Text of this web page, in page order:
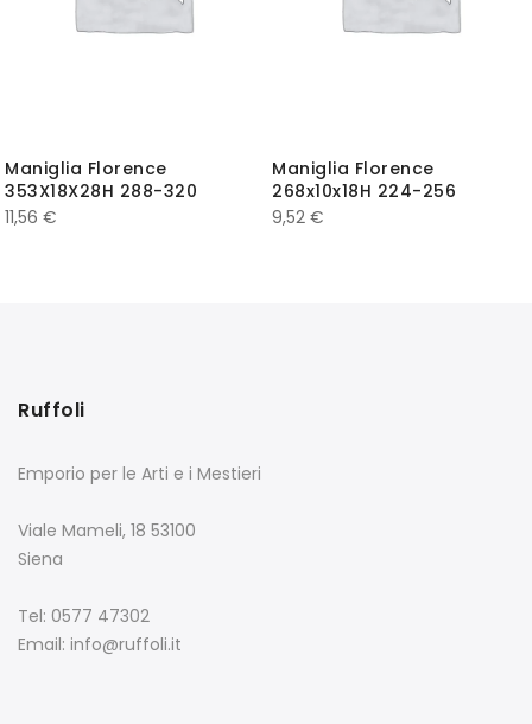
Maniglia Florence
353X18X28H 288-320
11,56 €
Maniglia Florence
268x10x18H 224-256
9,52 €
Ruffoli
Emporio per le Arti e i Mestieri
Viale Mameli, 18 53100
Siena
Tel: 0577 47302
Email: info@ruffoli.it